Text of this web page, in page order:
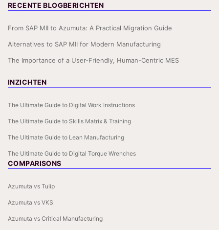
RECENTE BLOGBERICHTEN
From SAP MII to Azumuta: A Practical Migration Guide
Alternatives to SAP MII for Modern Manufacturing
The Importance of a User-Friendly, Human-Centric MES
INZICHTEN
The Ultimate Guide to Digital Work Instructions
The Ultimate Guide to Skills Matrix & Training
The Ultimate Guide to Lean Manufacturing
The Ultimate Guide to Digital Torque Wrenches
COMPARISONS
Azumuta vs Tulip
Azumuta vs VKS
Azumuta vs Critical Manufacturing